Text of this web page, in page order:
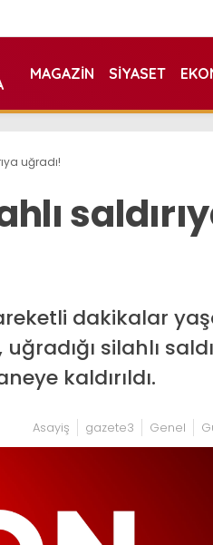
MAGAZIN SIYASET
uğradı!
dakikalar
silahlı
kaldırıldı.
Asayiş gazete3 Genel